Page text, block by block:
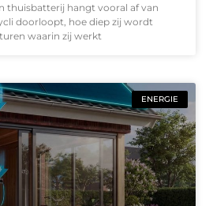
thuisbatterij hangt vooral af van
doorloopt, hoe diep zij wordt
waarin zij werkt
ENERGIE